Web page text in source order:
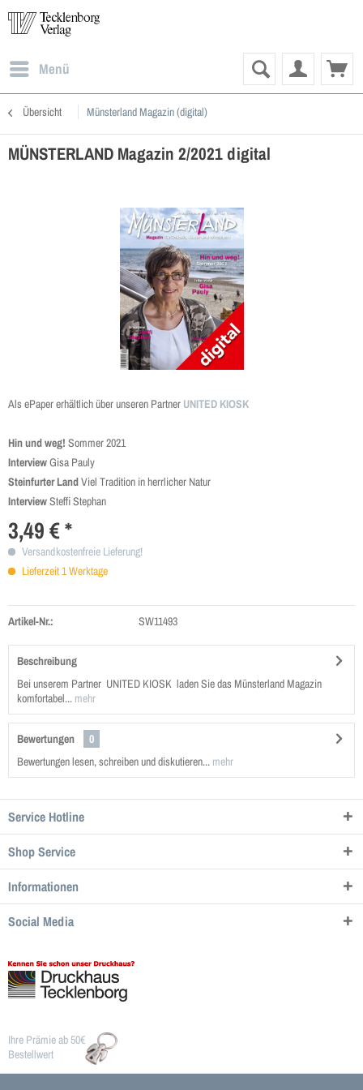
Menü
Übersicht Münsterland Magazin (digital)
MÜNSTERLAND Magazin 2/2021 digital
Als ePaper erhältlich über unseren Partner UNITED KIOSK
Hin und weg! Sommer 2021
InterviewGisa Pauly
Steinfurter LandViel Tradition in herrlicher Natur
InterviewSteffi Stephan
3,49 € *
Versandkostenfreie Lieferung!
Lieferzeit 1 Werktage
Artikel-Nr.: SW11493
Beschreibung
Bei unserem Partner UNITED KIOSK laden Sie das Münsterland Magazin
komfortabel... mehr
Bewertungen
0
Bewertungen lesen, schreiben und diskutieren... mehr
Service Hotline
Shop Service
Informationen
Social Media
Ihre Prämie ab 50€
Bestellwert